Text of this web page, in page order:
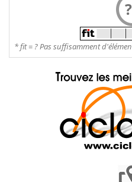
* fit = ? Pas suffisamment